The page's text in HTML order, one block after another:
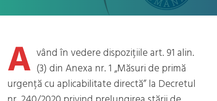
A vând în vedere dispozițiile art. 91 alin.
(3) din Anexa nr. 1 „Măsuri de primă
urgență cu aplicabilitate directă” la Decretul